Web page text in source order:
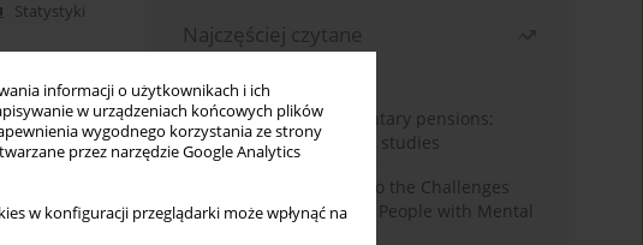
informacji o użytkownikach i ich
w urządzeniach końcowych plików
wygodnego korzystania ze strony
przez narzędzie Google Analytics
w konfiguracji przeglądarki może wpłynąć na
Statystyki
Najczęściej czytane
Auto-enrolment in voluntary pensions:
Comparative OECD case studies
Bibliometric Insights into the Challenges
and Needs of Homeless People with Mental